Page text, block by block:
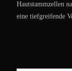
Hautstammzellen
eine tiefgreifende